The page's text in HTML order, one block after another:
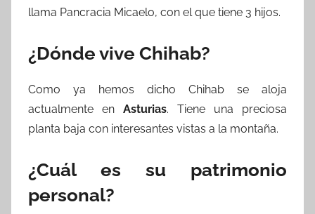
llama Pancracia Micaelo, con el que tiene 3 hijos.
¿Dónde vive Chihab?
Como ya hemos dicho Chihab se aloja
actualmente en Asturias. Tiene una preciosa
planta baja con interesantes vistas a la montaña.
¿Cuál es su patrimonio
personal?